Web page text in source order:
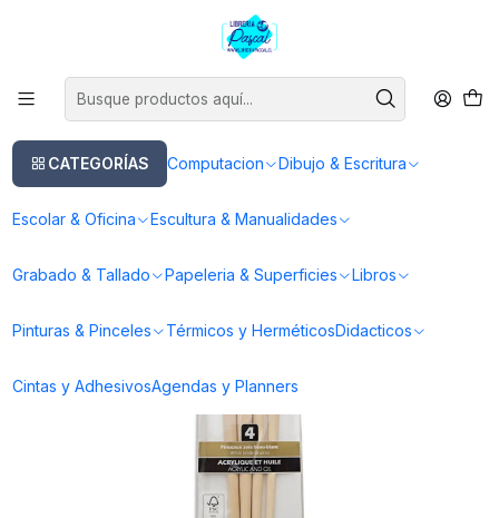
CATEGORÍAS Computacion Dibujo & Escritura
Escolar & Oficina Escultura & Manualidades
Grabado & Tallado Papeleria & Superficies Libros
Pinturas & Pinceles Térmicos y HerméticosDidacticos
Cintas y AdhesivosAgendas y Planners
Este es el texto del slide
Pinceles Pebeo Acrílico y Óleo Set 4 Pelo Cerda Blanca